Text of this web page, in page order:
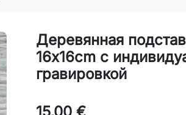
Деревянная
16x16cm с
гравировкой
15,00 €